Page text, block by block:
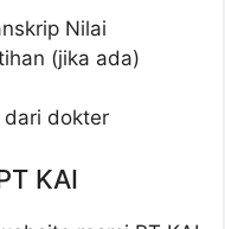
Nilai
(jika ada)
dari dokter
KAI